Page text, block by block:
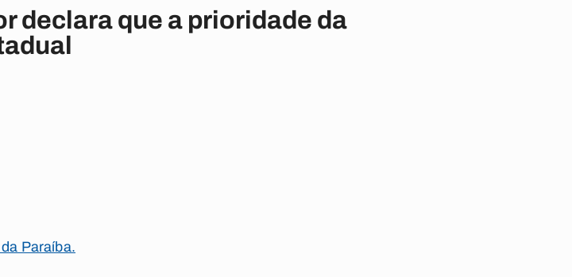
declara que a prioridade da
Paraíba.